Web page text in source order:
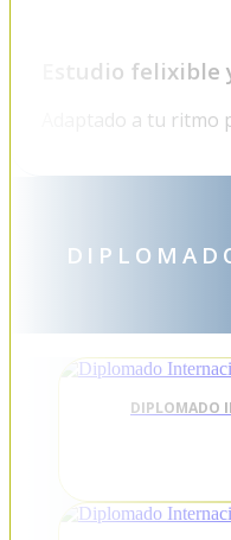
Estudio
Adaptado a tu ritmo
DIPLOMADO